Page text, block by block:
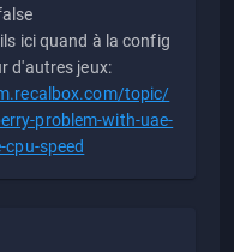
ici quand à la config
d'autres jeux:
topic/
problem-with-uae-
speed